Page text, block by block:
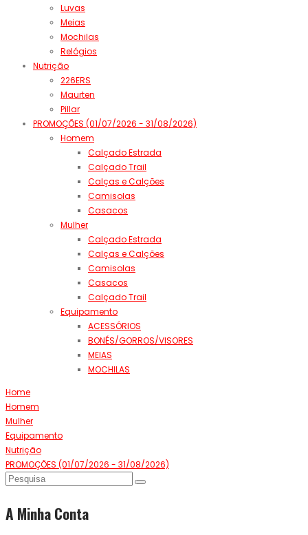
Luvas
Meias
Mochilas
Relógios
Nutrição
226ERS
Maurten
Pillar
PROMOÇÕES (01/07/2026 - 31/08/2026)
Homem
Calçado Estrada
Calçado Trail
Calças e Calções
Camisolas
Casacos
Mulher
Calçado Estrada
Calças e Calções
Camisolas
Casacos
Calçado Trail
Equipamento
ACESSÓRIOS
BONÉS/GORROS/VISORES
MEIAS
MOCHILAS
Home
Homem
Mulher
Equipamento
Nutrição
PROMOÇÕES (01/07/2026 - 31/08/2026)
A Minha Conta